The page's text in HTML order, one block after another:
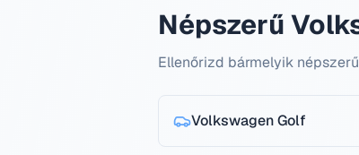
Népszerű
Ellenőrizd bármelyik
VolkswagenGolf